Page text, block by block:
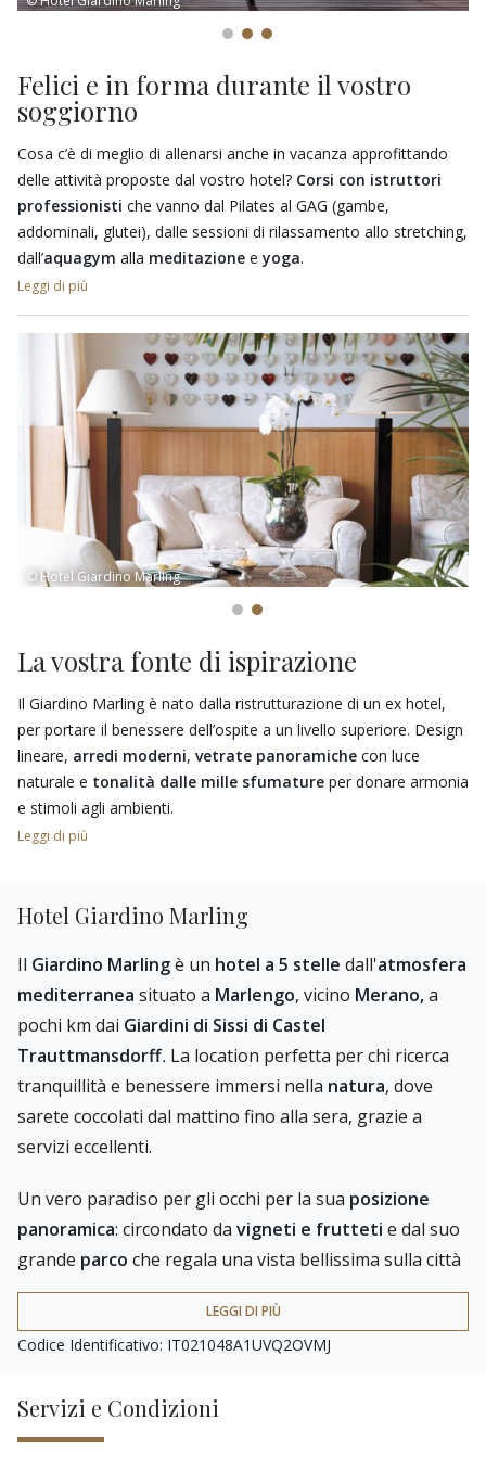
Felici e in forma durante il vostro
soggiorno
Cosa c’è di meglio di allenarsi anche in vacanza approfittando
delle attività proposte dal vostro hotel? Corsi con istruttori
professionisti che vanno dal Pilates al GAG (gambe,
addominali, glutei), dalle sessioni di rilassamento allo stretching,
dall’aquagym alla meditazione e yoga.
guidatee partite atennisnel campo in erba sintetica della
struttura. È possibile, inoltre, prenotare unasessione di
allenamento
seguiti da unpersonal trainerqualificato.
Leggi di più
© Hotel Giardino Marling
La vostra fonte di ispirazione
Il Giardino Marling è nato dalla ristrutturazione di un ex hotel,
per portare il benessere dell’ospite a un livello superiore. Design
lineare, arredi moderni, vetrate panoramiche con luce
naturale e tonalità dalle mille sfumature per donare armonia
e stimoli agli ambienti.
sensazione unica di libertà. Sensazione che si ritrova anche nella
luminosa zona Spa all’ultimo piano
Leggi di più
Hotel Giardino Marling
Il Giardino Marlingè un hotel a 5 stelle dall'atmosfera
mediterranea situato a Marlengo, vicino Merano,a
pochi km dai Giardini di Sissi di Castel
Trauttmansdorff. La location perfetta per chi ricerca
tranquillità e benessere immersi nella natura, dove
sarete coccolati dal mattino fino alla sera, grazie a
servizi eccellenti.
Un vero paradiso per gli occhi per la sua posizione
panoramica: circondato da vigneti e frutteti e dal suo
grande parco che regala una vista bellissima sulla città
termale di Merano.
Materiali raffinati, arredi dalle tonalità calde,
ambienti piacevoli e accoglienti
casa vostra nel
LEGGI DI PIÙ
Codice Identificativo: IT021048A1UVQ2OVMJ
Servizi e Condizioni